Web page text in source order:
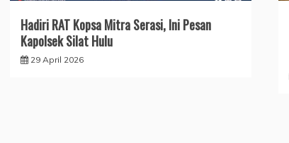
Hadiri RAT Kopsa Mitra Serasi, Ini Pesan
Kapolsek Silat Hulu
29 April 2026